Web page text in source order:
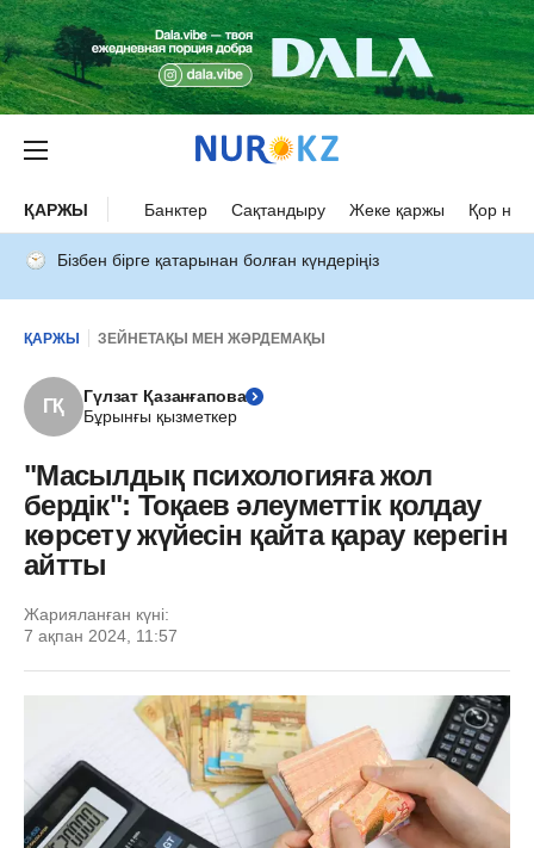
ҚАРЖЫ Банктер Сақтандыру Жеке қаржы Қор
Бізбен бірге қатарынан болған күндеріңіз
ҚАРЖЫ ЗЕЙНЕТАҚЫ МЕН ЖӘРДЕМАҚЫ
ГҚ
Гүлзат Қазанғапова
Бұрынғы қызметкер
"Масылдық психологияға жол
бердік": Тоқаев әлеуметтік қолдау
көрсету жүйесін қайта қарау керегін
айтты
Жарияланған күні:
7 ақпан 2024, 11:57